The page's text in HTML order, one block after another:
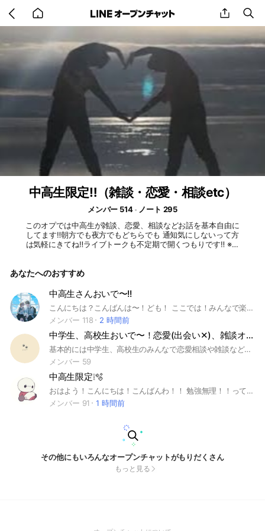
back
to
share
中高生限定‼️（雑談・恋愛・相談etc）
メンバー 514
ノート 295
このオプでは中高生が雑談、恋愛、相談などお話を基本自由に
してます‼️朝方でも夜方でもどちらでも 通知気にしないって方
は気軽にきてね‼️ライブトークも不定期で開くつもりです‼︎ ※下
あなたへのおすすめ
中高生さんおいで〜!!
こんにちは？こんばんは〜！ども！ ここでは！みんなで楽しく話して みんなで沢山集まって自分の好きな友達や色んな人を見つけて過ごそ〜！！ 相談も大歓迎だよ〜！NGなことは入った時にノートを見ればわかるので！良ければ入ってNGなことを気をつけながら過ごそうね〜！！！ ここまで読んでくれてありがとう！✨ #中学生#高校生#相談#恋愛#友達 #1年#2年#3年
メンバー 118
2 時間前
中学生、高校生おいで〜！恋愛(出会い‪✕‬)、雑談オプチャ
基本的には中学生、高校生のみんなで恋愛相談や雑談などをするオプチャです！ みんなで自由にワイワイ話せたらいいなレト思っています！ 即抜けNG、自己紹介は入ったら一応してください！ 抜ける時は一言かけてくれたら抜けてもらっていいです！ ここのオプチャを見つけたそこのあなた、是非入ってみては？ #中学生#高校生#雑談#恋愛
メンバー 59
中高生限定❕🫧
おはよう！こんにちは！こんばんわ！！ 勉強無理！！って思ってる人、一緒に頑張ろー‼️👊🏻❤️‍🔥 一緒に勉強するのもよし、相談するのもよし、ライブトークで話すのもよし、雑談するのも全然いーよー！！ 自発してくれる人待ってます🥳 自発しなくても、反応めっちゃしてくれる人待ってます🥳 ぜひきてね♪ ちょっとここの副官あたまが( ᐛ )何ですけど許してください🥺 あらし❌ 暴言❌ 即抜け❌ 入ったらノートに自己紹介お願いします！！ ノートには学年と性別は必ずおねがいします！！ 当たり前だけど、ルールを守らない人はけります 大事なのーと見てなくて知らなかったとかは聞きません。入ってすぐ見ることをお願いしてるので‼️ 大事なのーとはルールがいっぱい書いてあって読みにくいかもしれないけど、自分のためにも、みんなのためにも読んでくれるとありがたいです！！！！！ 宣伝目的での出入りお断りです❌ 副官くださいって言われるのは苦手なので控えてくれるとありがたいです🙇‍♀️ ※通知がかなりたまる日があります ここまで読んでくれてありがとう！ ぜひきてねー！まってるよー！！ 2025.7.24 #中学生#中1#中学1年生#中2#中学2年生#中3#中学3年生#高1#高2#高3#受験#受験生#雑談#恋バナ#ゲーム#らいと#ライト#らいぶとーく#ライブトーク#女子#男子
メンバー 91
1 時間前
その他にもいろんなオープンチャットがもりだくさん
もっと見る